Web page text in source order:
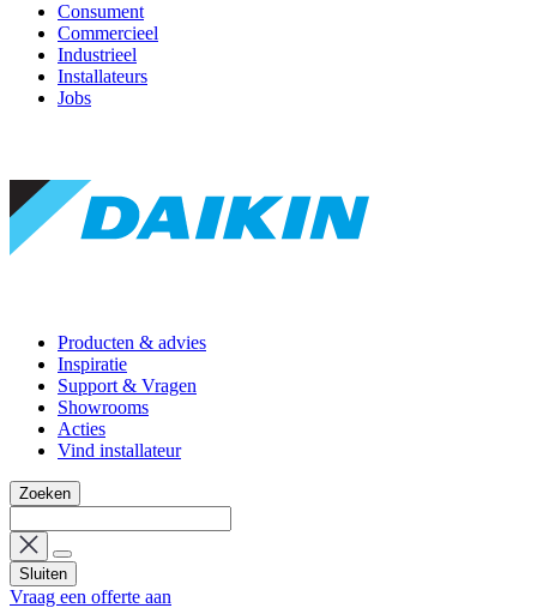
Consument
Commercieel
Industrieel
Installateurs
Jobs
Producten & advies
Inspiratie
Support & Vragen
Showrooms
Acties
Vind installateur
Zoeken
Sluiten
Vraag een offerte aan